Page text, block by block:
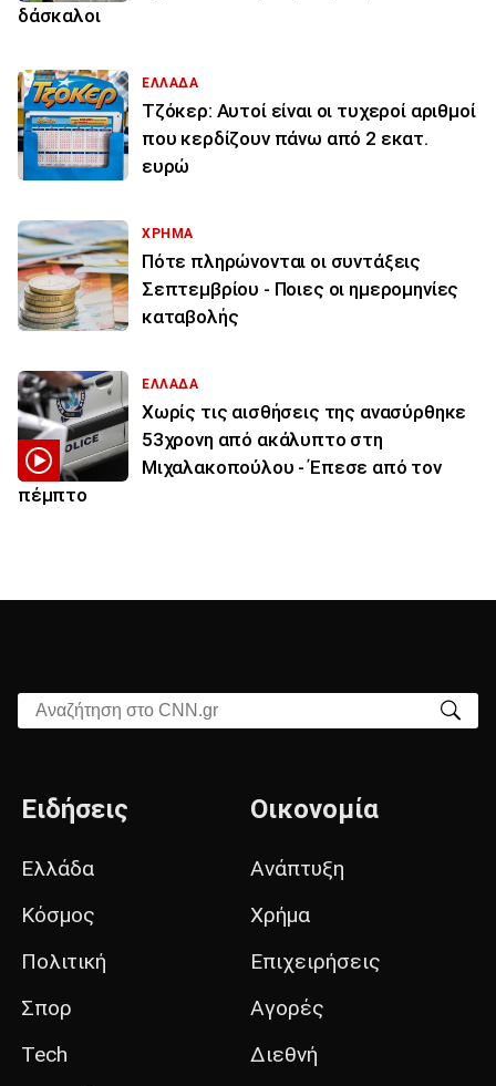
δάσκαλοι
ΕΛΛΑΔΑ
Τζόκερ: Αυτοί είναι οι τυχεροί αριθμοί
που κερδίζουν πάνω από 2 εκατ.
ευρώ
ΧΡΗΜΑ
Πότε πληρώνονται οι συντάξεις
Σεπτεμβρίου - Ποιες οι ημερομηνίες
καταβολής
ΕΛΛΑΔΑ
Χωρίς τις αισθήσεις της ανασύρθηκε
53χρονη από ακάλυπτο στη
Μιχαλακοπούλου - Έπεσε από τον
πέμπτο
Αναζήτηση στο CNN.gr
Ειδήσεις
Ελλάδα
Κόσμος
Πολιτική
Σπορ
Tech
Οικονομία
Ανάπτυξη
Χρήμα
Επιχειρήσεις
Αγορές
Διεθνή